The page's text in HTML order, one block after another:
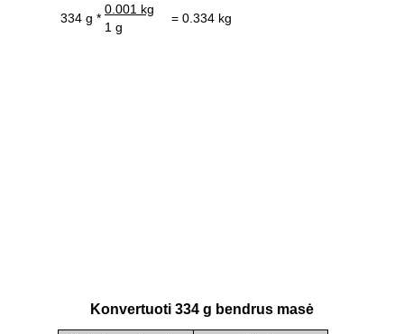
334 g *
0.001 kg
= 0.334 kg
1 g
Konvertuoti 334 g bendrus masė